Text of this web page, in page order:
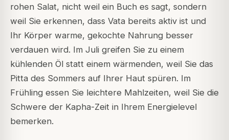
rohen Salat, nicht weil ein Buch es sagt, sondern
weil Sie erkennen, dass Vata bereits aktiv ist und
Ihr Körper warme, gekochte Nahrung besser
verdauen wird. Im Juli greifen Sie zu einem
kühlenden Öl statt einem wärmenden, weil Sie das
Pitta des Sommers auf Ihrer Haut spüren. Im
Frühling essen Sie leichtere Mahlzeiten, weil Sie die
Schwere der Kapha-Zeit in Ihrem Energielevel
bemerken.